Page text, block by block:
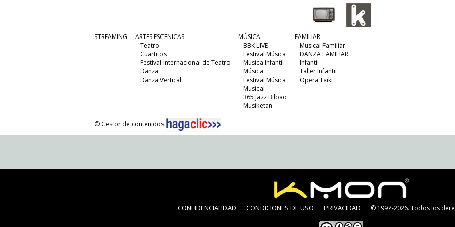
STREAMING
ARTES ESCÉNICAS
Teatro
Cuartitos
Festival Internacional de Teatro
Danza
Danza Vertical
MÚSICA
BBK LIVE
Festival Música
Música Infantil
Música
Festival Música
Musical
365 Jazz Bilbao
Musiketan
FAMILIAR
Musical Familiar
DANZA FAMILIAR
Infantil
Taller Infantil
Opera Txiki
© Gestor de contenidos
CONFIDENCIALIDAD CONDICIONES DE USO PRIVACIDAD © 1997-2026. Todos los